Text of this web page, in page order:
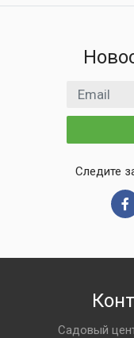
Email адрес
Следите
Садовый